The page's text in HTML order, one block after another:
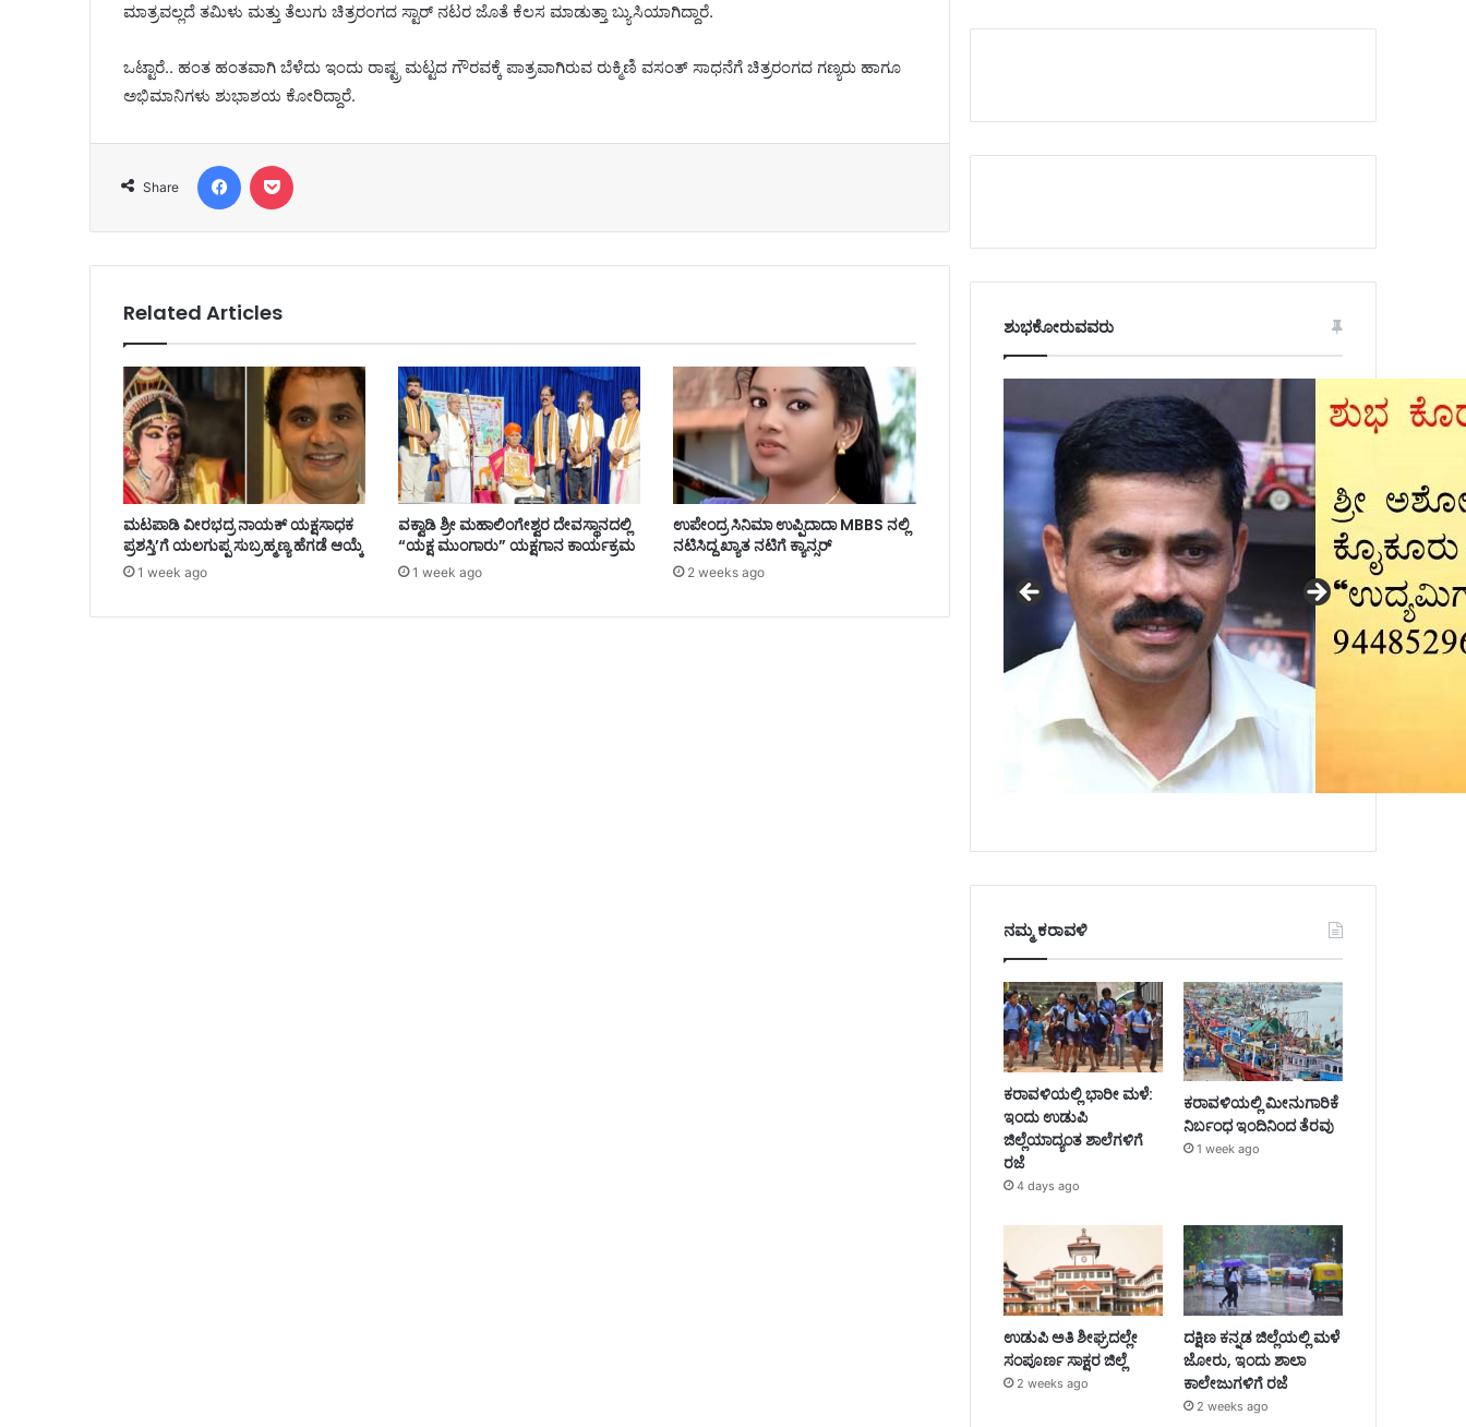
ಮಾತ್ರವಲ್ಲದೆ ತಮಿಳು ಮತ್ತು ತೆಲುಗು ಚಿತ್ರರಂಗದ ಸ್ಟಾರ್ ನಟರ ಜೊತೆ ಕೆಲಸ ಮಾಡುತ್ತಾ ಬ್ಯುಸಿಯಾಗಿದ್ದಾರೆ.
ಒಟ್ಟಾರೆ.. ಹಂತ ಹಂತವಾಗಿ ಬೆಳೆದು ಇಂದು ರಾಷ್ಟ್ರ ಮಟ್ಟದ ಗೌರವಕ್ಕೆ ಪಾತ್ರವಾಗಿರುವ ರುಕ್ಮಿಣಿ ವಸಂತ್ ಸಾಧನೆಗೆ ಚಿತ್ರರಂಗದ ಗಣ್ಯರು ಹಾಗೂ
ಅಭಿಮಾನಿಗಳು ಶುಭಾಶಯ ಕೋರಿದ್ದಾರೆ.
Share
Facebook
Related Articles
ಮಟಪಾಡಿ ವೀರಭದ್ರ ನಾಯಕ್ ಯಕ್ಷಸಾಧಕ
ಪ್ರಶಸ್ತಿ’ಗೆ ಯಲಗುಪ್ಪ ಸುಬ್ರಹ್ಮಣ್ಯ ಹೆಗಡೆ ಆಯ್ಕೆ
1 week ago
ವಕ್ವಾಡಿ ಶ್ರೀ ಮಹಾಲಿಂಗೇಶ್ವರ ದೇವಸ್ಥಾನದಲ್ಲಿ
“ಯಕ್ಷ ಮುಂಗಾರು” ಯಕ್ಷಗಾನ ಕಾರ್ಯಕ್ರಮ
1 week ago
ಉಪೇಂದ್ರ ಸಿನಿಮಾ ಉಪ್ಪಿದಾದಾ MBBS ನಲ್ಲಿ
ನಟಿಸಿದ್ದ ಖ್ಯಾತ ನಟಿಗೆ ಕ್ಯಾನ್ಸರ್
2 weeks ago
ಶುಭಕೋರುವವರು
ನಮ್ಮ ಕರಾವಳಿ
ಕರಾವಳಿಯಲ್ಲಿ ಭಾರೀ ಮಳೆ:
ಇಂದು ಉಡುಪಿ
ಜಿಲ್ಲೆಯಾದ್ಯಂತ ಶಾಲೆಗಳಿಗೆ
ರಜೆ
4 days ago
ಕರಾವಳಿಯಲ್ಲಿ ಮೀನುಗಾರಿಕೆ
ನಿರ್ಬಂಧ ಇಂದಿನಿಂದ ತೆರವು
1 week ago
ಉಡುಪಿ ಅತಿ ಶೀಘ್ರದಲ್ಲೇ
ಸಂಪೂರ್ಣ ಸಾಕ್ಷರ ಜಿಲ್ಲೆ
2 weeks ago
ದಕ್ಷಿಣ ಕನ್ನಡ ಜಿಲ್ಲೆಯಲ್ಲಿ ಮಳೆ
ಜೋರು, ಇಂದು ಶಾಲಾ
ಕಾಲೇಜುಗಳಿಗೆ ರಜೆ
2 weeks ago